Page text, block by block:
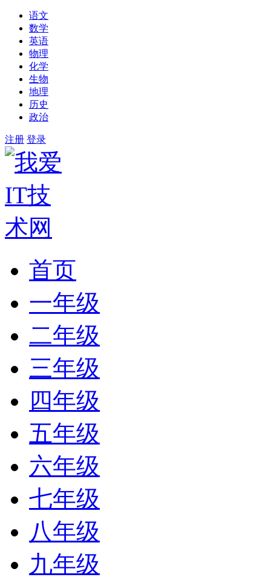
语文
数学
英语
物理
化学
生物
地理
历史
政治
注册 登录
首页
一年级
二年级
三年级
四年级
五年级
六年级
七年级
八年级
九年级